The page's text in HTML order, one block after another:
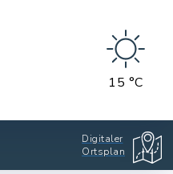
15 °C
Digitaler
Ortsplan